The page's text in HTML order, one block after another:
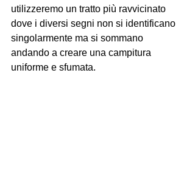
utilizzeremo un tratto più ravvicinato
dove i diversi segni non si identificano
singolarmente ma si sommano
andando a creare una campitura
uniforme e sfumata.